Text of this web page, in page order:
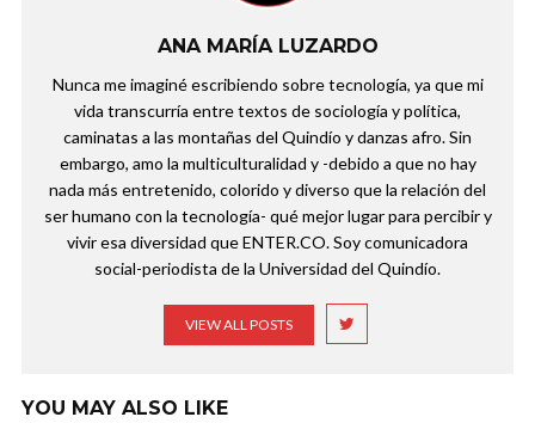
ANA MARÍA LUZARDO
Nunca me imaginé escribiendo sobre tecnología, ya que mi
vida transcurría entre textos de sociología y política,
caminatas a las montañas del Quindío y danzas afro. Sin
embargo, amo la multiculturalidad y -debido a que no hay
nada más entretenido, colorido y diverso que la relación del
ser humano con la tecnología- qué mejor lugar para percibir y
vivir esa diversidad que ENTER.CO. Soy comunicadora
social-periodista de la Universidad del Quindío.
VIEW ALL POSTS
YOU MAY ALSO LIKE